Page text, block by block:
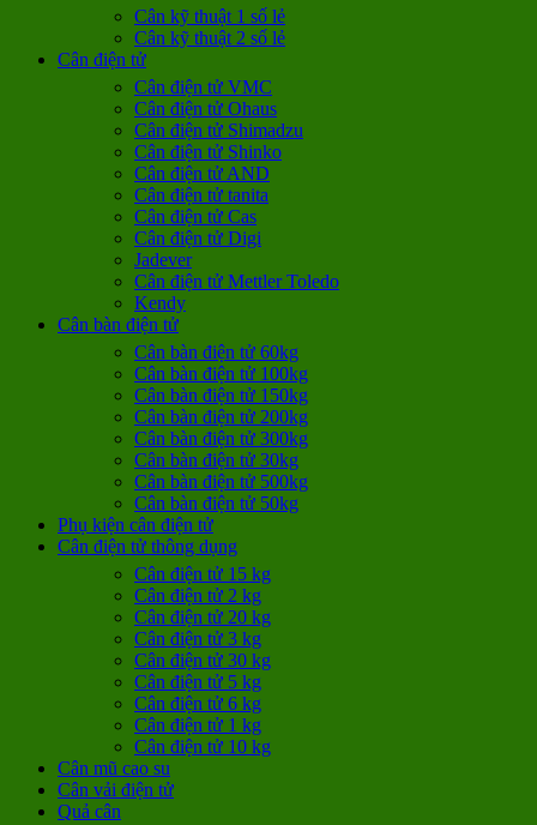
Cân kỹ thuật 1 số lẻ
Cân kỹ thuật 2 số lẻ
Cân điện tử
Cân điện tử VMC
Cân điện tử Ohaus
Cân điện tử Shimadzu
Cân điện tử Shinko
Cân điện tử AND
Cân điện tử tanita
Cân điện tử Cas
Cân điện tử Digi
Jadever
Cân điện tử Mettler Toledo
Kendy
Cân bàn điện tử
Cân bàn điện tử 60kg
Cân bàn điện tử 100kg
Cân bàn điện tử 150kg
Cân bàn điện tử 200kg
Cân bàn điện tử 300kg
Cân bàn điện tử 30kg
Cân bàn điện tử 500kg
Cân bàn điện tử 50kg
Phụ kiện cân điện tử
Cân điện tử thông dụng
Cân điện tử 15 kg
Cân điện tử 2 kg
Cân điện tử 20 kg
Cân điện tử 3 kg
Cân điện tử 30 kg
Cân điện tử 5 kg
Cân điện tử 6 kg
Cân điện tử 1 kg
Cân điện tử 10 kg
Cân mũ cao su
Cân vải điện tử
Quả cân